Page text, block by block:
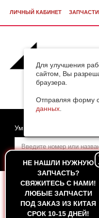
Для улучшения
сайтом, Вы
браузера.
Отправляя форму с
данных
ЛИЧНЫЙ КАБИНЕТ
НЕ НАШЛИ НУЖНУЮ
ЗАПЧАСТЬ?
CВЯЖИТЕСЬ С НАМИ!
ЛЮБЫЕ ЗАПЧАСТИ
ПОД ЗАКАЗ ИЗ КИТАЯ
СРОК 10-15 ДНЕЙ!
Умный поиск
ГЛАВНАЯ — КАТАЛОГ
WD615G220 (HUATAI)